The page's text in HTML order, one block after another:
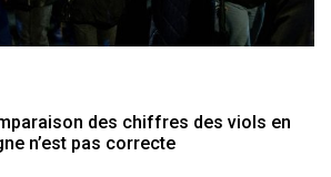
des chiffres des viols en
n’est pas correcte